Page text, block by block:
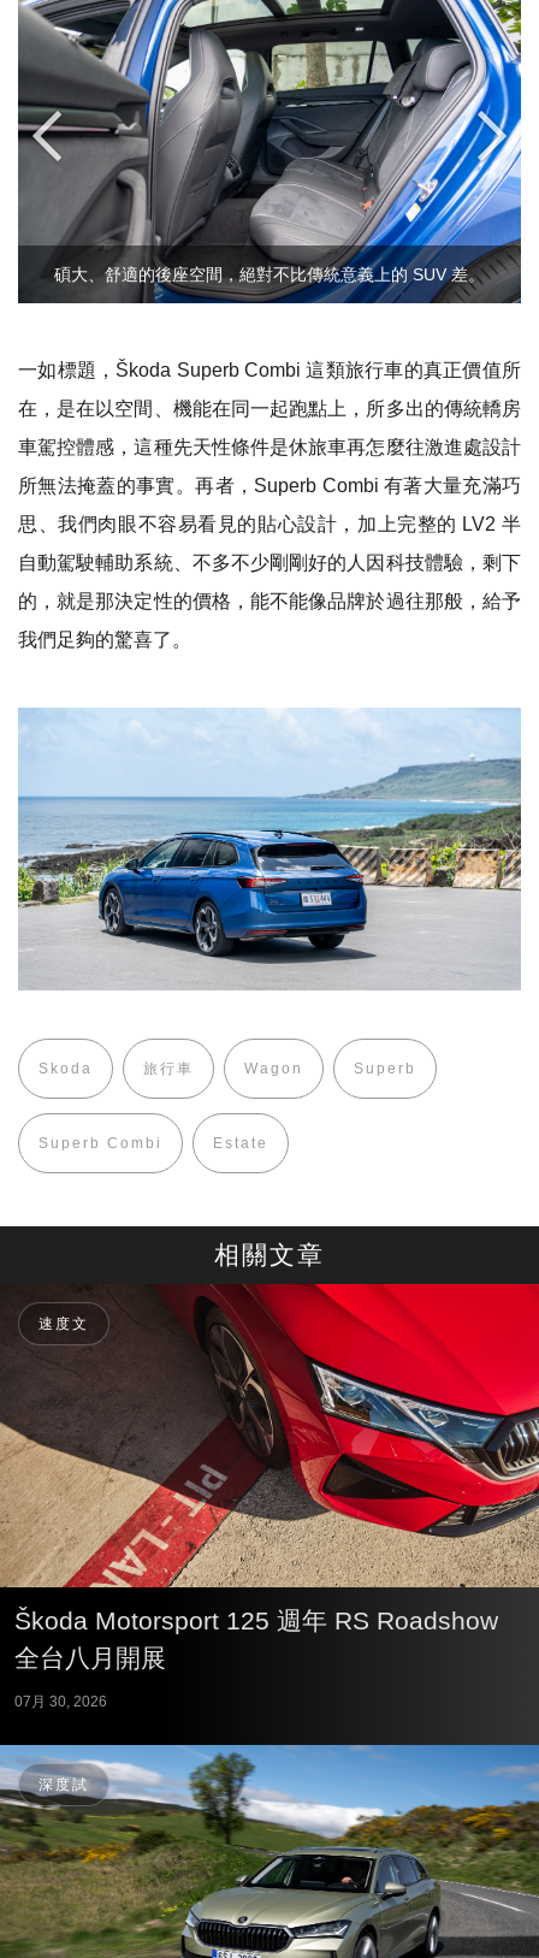
碩大、舒適的後座空間，絕對不比傳統意義上的 SUV 差。
一如標題，Škoda Superb Combi 這類旅行車的真正價值所
在，是在以空間、機能在同一起跑點上，所多出的傳統轎房
車駕控體感，這種先天性條件是休旅車再怎麼往激進處設計
所無法掩蓋的事實。再者，Superb Combi 有著大量充滿巧
思、我們肉眼不容易看見的貼心設計，加上完整的 LV2 半
自動駕駛輔助系統、不多不少剛剛好的人因科技體驗，剩下
的，就是那決定性的價格，能不能像品牌於過往那般，給予
我們足夠的驚喜了。
Skoda 旅行車 Wagon Superb
Superb Combi Estate
相關文章
速度文
Škoda Motorsport 125 週年 RS Roadshow
全台八月開展
07月 30, 2026
深度試